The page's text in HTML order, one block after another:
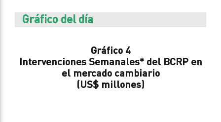
Gráfico del día
Gráfico 4
Intervenciones Semanales* del BCRP en
el mercado cambiario
(US$ millones)